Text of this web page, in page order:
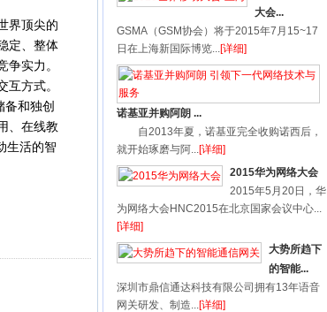
界顶尖的
定、整体
实力。
方式。
备和独创
、在线教
生活的智
大会...
GSMA（GSM协会）将于2015年7月15~17
日在上海新国际博览...[详细]
诺基亚并购阿朗 ...
自2013年夏，诺基亚完全收购诺西后，
就开始琢磨与阿...[详细]
2015华为网络大会
2015年5月20日，华
为网络大会HNC2015在北京国家会议中心...
[详细]
大势所趋下
的智能...
深圳市鼎信通达科技有限公司拥有13年语音
网关研发、制造...[详细]